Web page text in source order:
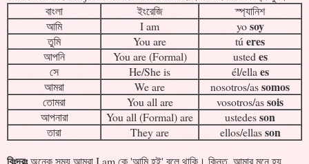
বাংলা
ইংরেজি
স্প্যানিশ
আমি
I am yosoy
তুমি You are tú eres
আপনি You are (Formal) usted es
সে He/She is él/ella es
আমরা We are nosotros/assomos
তোমরা You all are vosotros/assois
আপনারা You all (Formal) are ustedesson
তারা They are ellos/ellasson
বিঃদ্রঃঅনেক সময় আমরা I am কে 'আমি হই' বলে থাকি। কিন্তু, আমার মনে হয়